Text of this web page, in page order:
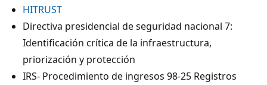
HITRUST
Directiva presidencial de seguridad nacional 7:
Identificación crítica de la infraestructura,
priorización y protección
IRS- Procedimiento de ingresos 98-25 Registros